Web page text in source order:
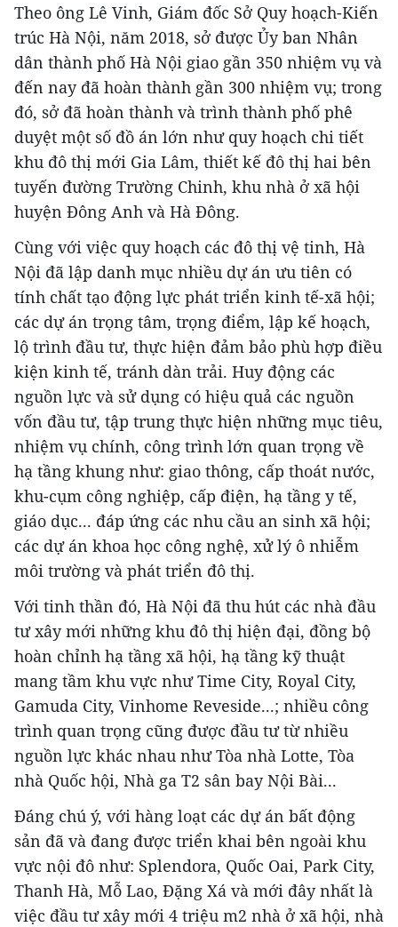
Theo ông Lê Vinh, Giám đốc Sở Quy hoạch-Kiến
trúc Hà Nội, năm 2018, sở được Ủy ban Nhân
dân thành phố Hà Nội giao gần 350 nhiệm vụ và
đến nay đã hoàn thành gần 300 nhiệm vụ; trong
đó, sở đã hoàn thành và trình thành phố phê
duyệt một số đồ án lớn như quy hoạch chi tiết
khu đô thị mới Gia Lâm, thiết kế đô thị hai bên
tuyến đường Trường Chinh, khu nhà ở xã hội
huyện Đông Anh và Hà Đông.
Cùng với việc quy hoạch các đô thị vệ tinh, Hà
Nội đã lập danh mục nhiều dự án ưu tiên có
tính chất tạo động lực phát triển kinh tế-xã hội;
các dự án trọng tâm, trọng điểm, lập kế hoạch,
lộ trình đầu tư, thực hiện đảm bảo phù hợp điều
kiện kinh tế, tránh dàn trải. Huy động các
nguồn lực và sử dụng có hiệu quả các nguồn
vốn đầu tư, tập trung thực hiện những mục tiêu,
nhiệm vụ chính, công trình lớn quan trọng về
hạ tầng khung như: giao thông, cấp thoát nước,
khu-cụm công nghiệp, cấp điện, hạ tầng y tế,
giáo dục... đáp ứng các nhu cầu an sinh xã hội;
các dự án khoa học công nghệ, xử lý ô nhiễm
môi trường và phát triển đô thị.
Với tinh thần đó, Hà Nội đã thu hút các nhà đầu
tư xây mới những khu đô thị hiện đại, đồng bộ
hoàn chỉnh hạ tầng xã hội, hạ tầng kỹ thuật
mang tầm khu vực như Time City, Royal City,
Gamuda City, Vinhome Reveside...; nhiều công
trình quan trọng cũng được đầu tư từ nhiều
nguồn lực khác nhau như Tòa nhà Lotte, Tòa
nhà Quốc hội, Nhà ga T2 sân bay Nội Bài...
Đáng chú ý, với hàng loạt các dự án bất động
sản đã và đang được triển khai bên ngoài khu
vực nội đô như: Splendora, Quốc Oai, Park City,
Thanh Hà, Mỗ Lao, Đặng Xá và mới đây nhất là
việc đầu tư xây mới 4 triệu m2 nhà ở xã hội, nhà